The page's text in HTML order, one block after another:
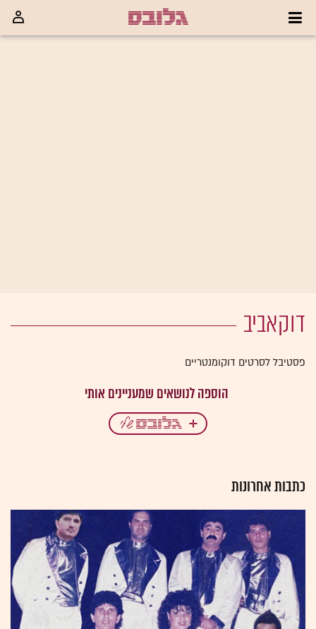
דוקאביב
פסטיבל לסרטים דוקומנטריים
כתבות אחרונות